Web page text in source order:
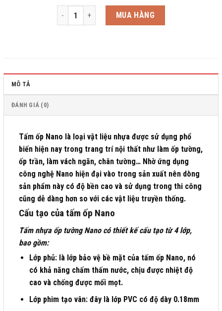
Hobiwood 402 số lượngMUA HÀNG
MÔ TẢ
ĐÁNH GIÁ (0)
Tấm ốp Nano là loại vật liệu nhựa được sử dụng phổ
biến hiện nay trong trang trí nội thất như làm ốp tường,
ốp trần, làm vách ngăn, chân tường… Nhờ ứng dụng
công nghệ Nano hiện đại vào trong sản xuất nên dòng
sản phẩm này có độ bền cao và sử dụng trong thi công
cũng dễ dàng hơn so với các vật liệu truyền thống.
Cấu tạo của tấm ốp Nano
Tấm nhựa ốp tường Nano có thiết kế cấu tạo từ 4 lớp,
bao gồm:
Lớp phủ: là lớp bảo vệ bề mặt của tấm ốp Nano, nó
có khả năng chấm thấm nước, chịu được nhiệt độ
cao và chống được mối mọt.
Lớp phim tạo vân: đây là lớp PVC có độ dày 0.18mm